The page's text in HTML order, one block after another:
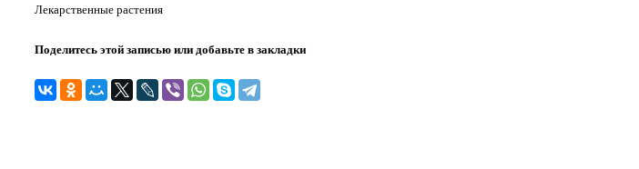
Лекарственные растения
Поделитесь этой записью или добавьте в закладки